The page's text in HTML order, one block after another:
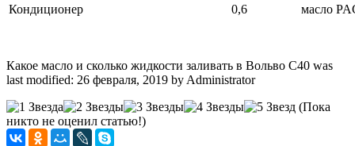
Кондиционер
0,6 масло
Какое масло и сколько жидкости заливать в Вольво С40 was
last modified: 26 февраля, 2019 by Administrator
(Пока
никто не оценил статью!)